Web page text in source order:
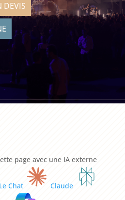
DEVIS
page avec une IA externe
Le Chat Claude